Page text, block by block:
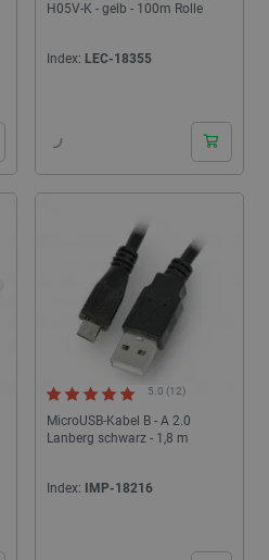
H05V-K - gelb - 100m Rolle
Index: LEC-18355
MicroUSB-Kabel B - A 2.0
Lanberg schwarz - 1,8 m
5.0 (12)
Index: IMP-18216